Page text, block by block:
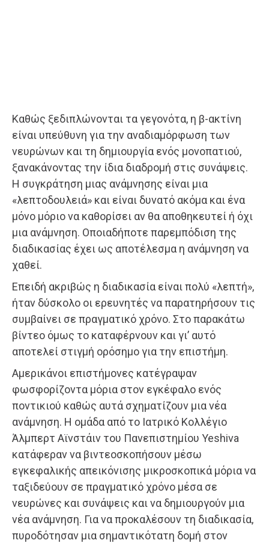
Καθώς ξεδιπλώνονται τα γεγονότα, η β-ακτίνη
είναι υπεύθυνη για την αναδιαμόρφωση των
νευρώνων και τη δημιουργία ενός μονοπατιού,
ξανακάνοντας την ίδια διαδρομή στις συνάψεις.
Η συγκράτηση μιας ανάμνησης είναι μια
«λεπτοδουλειά» και είναι δυνατό ακόμα και ένα
μόνο μόριο να καθορίσει αν θα αποθηκευτεί ή όχι
μια ανάμνηση. Οποιαδήποτε παρεμπόδιση της
διαδικασίας έχει ως αποτέλεσμα η ανάμνηση να
χαθεί.
Επειδή ακριβώς η διαδικασία είναι πολύ «λεπτή»,
ήταν δύσκολο οι ερευνητές να παρατηρήσουν τις
συμβαίνει σε πραγματικό χρόνο. Στο παρακάτω
βίντεο όμως το καταφέρνουν και γι’ αυτό
αποτελεί στιγμή ορόσημο για την επιστήμη.
Αμερικάνοι επιστήμονες κατέγραψαν
φωσφορίζοντα μόρια στον εγκέφαλο ενός
ποντικιού καθώς αυτά σχηματίζουν μια νέα
ανάμνηση. Η ομάδα από το Ιατρικό Κολλέγιο
Άλμπερτ Αϊνστάιν του Πανεπιστημίου Yeshiva
κατάφεραν να βιντεοσκοπήσουν μέσω
εγκεφαλικής απεικόνισης μικροσκοπικά μόρια να
ταξιδεύουν σε πραγματικό χρόνο μέσα σε
νευρώνες και συνάψεις και να δημιουργούν μια
νέα ανάμνηση. Για να προκαλέσουν τη διαδικασία,
πυροδότησαν μια σημαντικότατη δομή στον